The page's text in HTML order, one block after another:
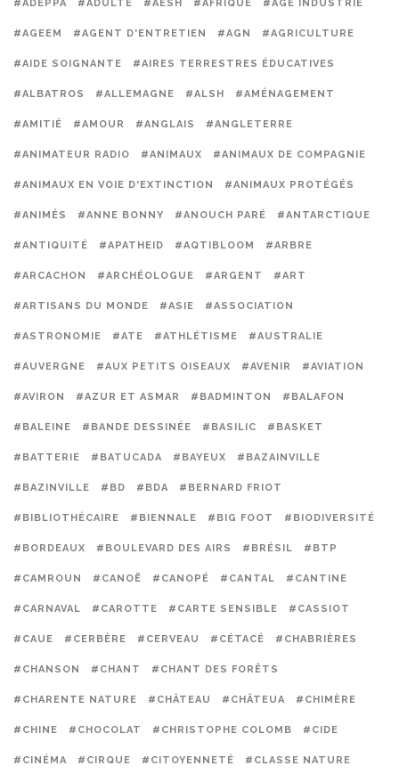
#ADEPPA #ADULTE #AESH #AFRIQUE #ÂGE INDUSTRIE
#AGEEM #AGENT D'ENTRETIEN #AGN #AGRICULTURE
#AIDE SOIGNANTE #AIRES TERRESTRES ÉDUCATIVES
#ALBATROS #ALLEMAGNE #ALSH #AMÉNAGEMENT
#AMITIÉ #AMOUR #ANGLAIS #ANGLETERRE
#ANIMATEUR RADIO #ANIMAUX #ANIMAUX DE COMPAGNIE
#ANIMAUX EN VOIE D'EXTINCTION #ANIMAUX PROTÉGÉS
#ANIMÉS #ANNE BONNY #ANOUCH PARÉ #ANTARCTIQUE
#ANTIQUITÉ #APATHEID #AQTIBLOOM #ARBRE
#ARCACHON #ARCHÉOLOGUE #ARGENT #ART
#ARTISANS DU MONDE #ASIE #ASSOCIATION
#ASTRONOMIE #ATE #ATHLÉTISME #AUSTRALIE
#AUVERGNE #AUX PETITS OISEAUX #AVENIR #AVIATION
#AVIRON #AZUR ET ASMAR #BADMINTON #BALAFON
#BALEINE #BANDE DESSINÉE #BASILIC #BASKET
#BATTERIE #BATUCADA #BAYEUX #BAZAINVILLE
#BAZINVILLE #BD #BDA #BERNARD FRIOT
#BIBLIOTHÉCAIRE #BIENNALE #BIG FOOT #BIODIVERSITÉ
#BORDEAUX #BOULEVARD DES AIRS #BRÉSIL #BTP
#CAMROUN #CANOË #CANOPÉ #CANTAL #CANTINE
#CARNAVAL #CAROTTE #CARTE SENSIBLE #CASSIOT
#CAUE #CERBÈRE #CERVEAU #CÉTACÉ #CHABRIÈRES
#CHANSON #CHANT #CHANT DES FORÊTS
#CHARENTE NATURE #CHÂTEAU #CHÂTEUA #CHIMÈRE
#CHINE #CHOCOLAT #CHRISTOPHE COLOMB #CIDE
#CINÉMA #CIRQUE #CITOYENNETÉ #CLASSE NATURE